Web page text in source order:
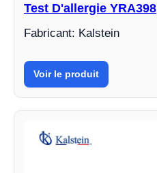
Test D'allergie YRA398
Fabricant: Kalstein
Voir le produit